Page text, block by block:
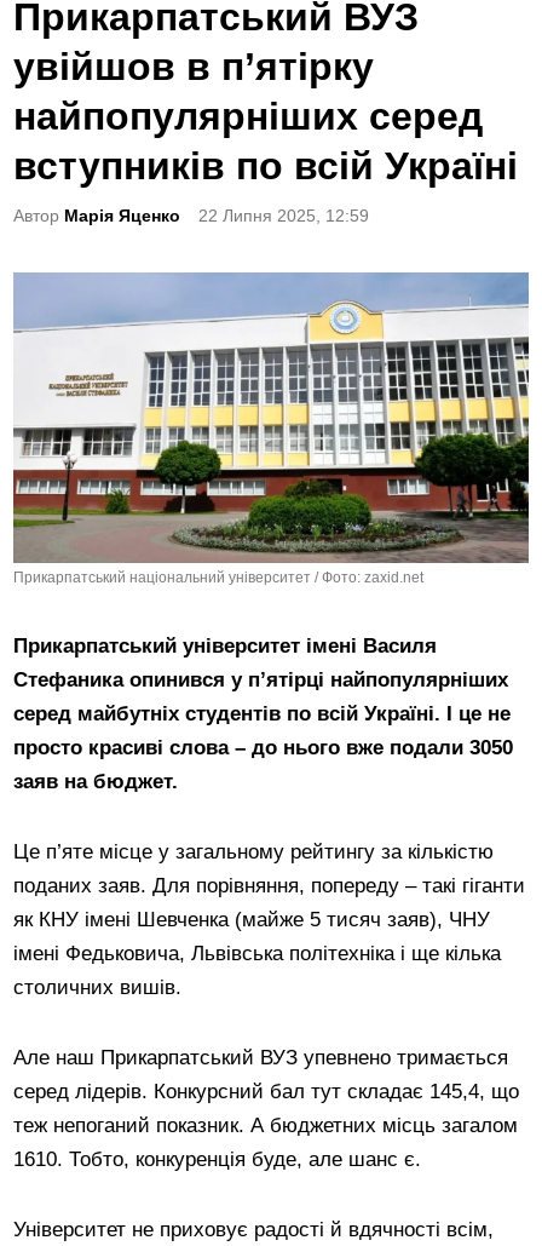
s
t
e
d
n
Прикарпатський ВУЗ
увійшов в п’ятірку
найпопулярніших серед
вступників по всій Україні
Автор Марія Яценко 22 Липня 2025, 12:59
Прикарпатський національний університет / Фото: zaxid.net
Прикарпатський університет імені Василя
Стефаника опинився у п’ятірці найпопулярніших
серед майбутніх студентів по всій Україні. І це не
просто красиві слова – до нього вже подали 3050
заяв на бюджет.
Це п’яте місце у загальному рейтингу за кількістю
поданих заяв. Для порівняння, попереду – такі гіганти
як КНУ імені Шевченка (майже 5 тисяч заяв), ЧНУ
імені Федьковича, Львівська політехніка і ще кілька
столичних вишів.
Але наш Прикарпатський ВУЗ упевнено тримається
серед лідерів. Конкурсний бал тут складає 145,4, що
теж непоганий показник. А бюджетних місць загалом
1610. Тобто, конкуренція буде, але шанс є.
Університет не приховує радості й вдячності всім,